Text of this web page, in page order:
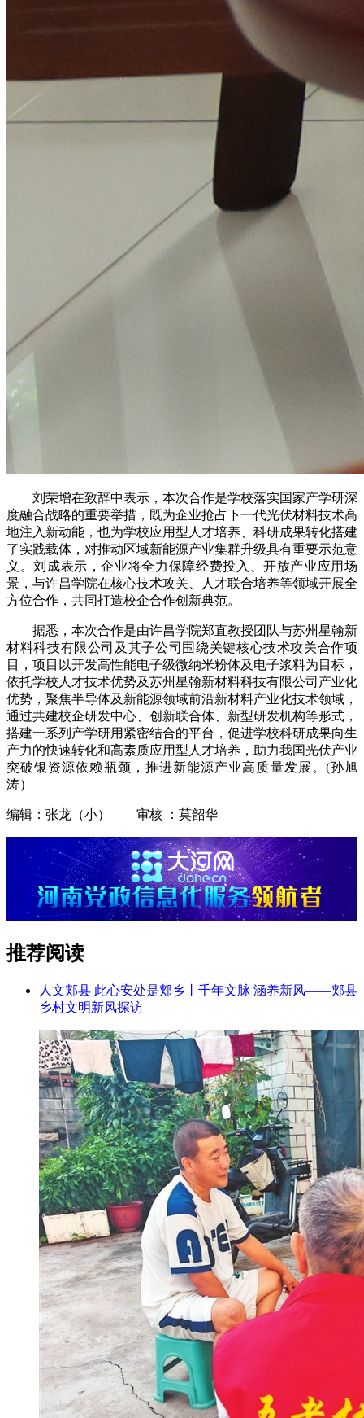
刘荣增在致辞中表示，本次合作是学校落实国家产学研深
度融合战略的重要举措，既为企业抢占下一代光伏材料技术高
地注入新动能，也为学校应用型人才培养、科研成果转化搭建
了实践载体，对推动区域新能源产业集群升级具有重要示范意
义。刘成表示，企业将全力保障经费投入、开放产业应用场
景，与许昌学院在核心技术攻关、人才联合培养等领域开展全
方位合作，共同打造校企合作创新典范。
据悉，本次合作是由许昌学院郑直教授团队与苏州星翰新
材料科技有限公司及其子公司围绕关键核心技术攻关合作项
目，项目以开发高性能电子级微纳米粉体及电子浆料为目标，
依托学校人才技术优势及苏州星翰新材料科技有限公司产业化
优势，聚焦半导体及新能源领域前沿新材料产业化技术领域，
通过共建校企研发中心、创新联合体、新型研发机构等形式，
搭建一系列产学研用紧密结合的平台，促进学校科研成果向生
产力的快速转化和高素质应用型人才培养，助力我国光伏产业
突破银资源依赖瓶颈，推进新能源产业高质量发展。(孙旭
涛）
编辑：张龙（小） 审核 ：莫韶华
推荐阅读
人文郏县 此心安处是郏乡丨千年文脉 涵养新风——郏县
乡村文明新风探访